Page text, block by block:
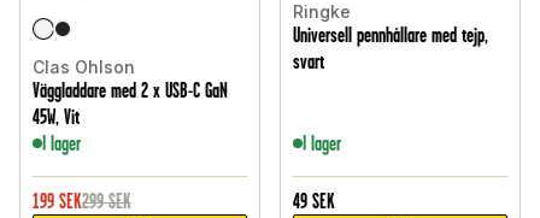
Clas Ohlson
Väggladdare med 2 x USB-C GaN
45W, Vit
I lager
199 SEK299 SEK
Ringke
Universell pennhållare med tejp,
svart
I lager
49 SEK